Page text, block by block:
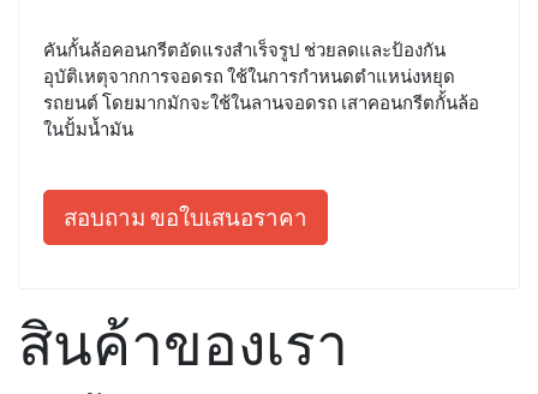
คันกั้นล้อคอนกรีตอัดแรงสำเร็จรูป ช่วยลดและป้องกัน
อุบัติเหตุจากการจอดรถ ใช้ในการกำหนดตำแหน่งหยุด
รถยนต์ โดยมากมักจะใช้ในลานจอดรถ เสาคอนกรีตกั้นล้อ
ในปั้มน้ำมัน
สอบถาม ขอใบเสนอราคา
สินค้าของเรา